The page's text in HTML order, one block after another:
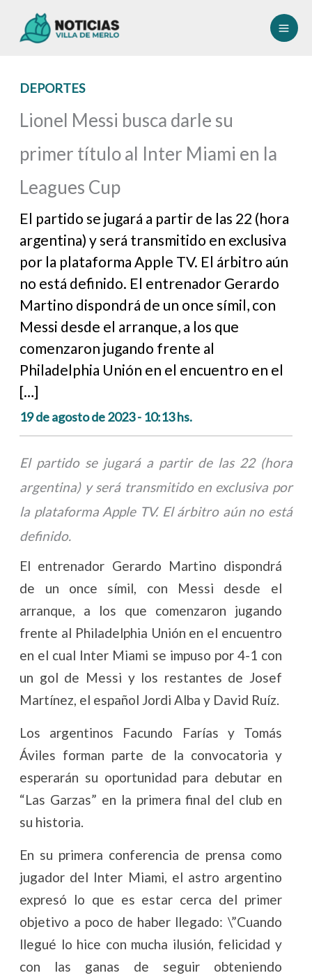
DEPORTES
Lionel Messi busca darle su
primer título al Inter Miami en la
Leagues Cup
El partido se jugará a partir de las 22 (hora
argentina) y será transmitido en exclusiva
por la plataforma Apple TV. El árbitro aún
no está definido. El entrenador Gerardo
Martino dispondrá de un once símil, con
Messi desde el arranque, a los que
comenzaron jugando frente al
Philadelphia Unión en el encuentro en el
[…]
19 de agosto de 2023 - 10:13 hs.
El partido se jugará a partir de las 22 (hora
argentina) y será transmitido en exclusiva por
la plataforma Apple TV. El árbitro aún no está
definido.
El entrenador Gerardo Martino dispondrá
de un once símil, con Messi desde el
arranque, a los que comenzaron jugando
frente al Philadelphia Unión en el encuentro
en el cual Inter Miami se impuso por 4-1 con
un gol de Messi y los restantes de Josef
Martínez, el español Jordi Alba y David Ruíz.
Los argentinos Facundo Farías y Tomás
Áviles forman parte de la convocatoria y
esperarán su oportunidad para debutar en
“Las Garzas” en la primera final del club en
su historia.
En su primera conferencia de prensa como
jugador del Inter Miami, el astro argentino
expresó lo que es estar cerca del primer
objetivo a poco de haber llegado: \”Cuando
llegué lo hice con mucha ilusión, felicidad y
con las ganas de seguir obteniendo